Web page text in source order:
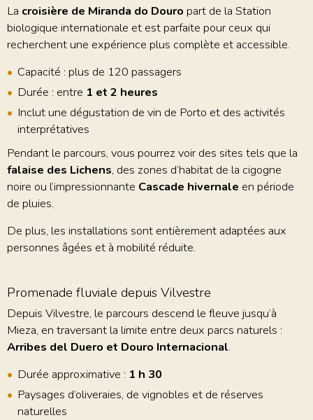
La croisière de Miranda do Douro part de la Station
biologique internationale et est parfaite pour ceux qui
recherchent une expérience plus complète et accessible.
Capacité : plus de 120 passagers
Durée : entre 1 et 2 heures
Inclut une dégustation de vin de Porto et des activités
interprétatives
Pendant le parcours, vous pourrez voir des sites tels que la
falaise des Lichens, des zones d’habitat de la cigogne
noire ou l’impressionnante Cascade hivernale en période
de pluies.
De plus, les installations sont entièrement adaptées aux
personnes âgées et à mobilité réduite.
Promenade fluviale depuis Vilvestre
Depuis Vilvestre, le parcours descend le fleuve jusqu’à
Mieza, en traversant la limite entre deux parcs naturels :
Arribes del Duero et Douro Internacional.
Durée approximative : 1 h 30
Paysages d’oliveraies, de vignobles et de réserves
naturelles